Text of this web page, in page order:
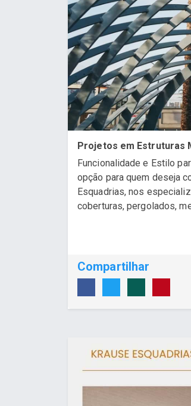
Projetos em Estruturas
Funcionalidade e Estilo
opção para quem deseja
Esquadrias, nos
coberturas, pergolados,
Compartilhar